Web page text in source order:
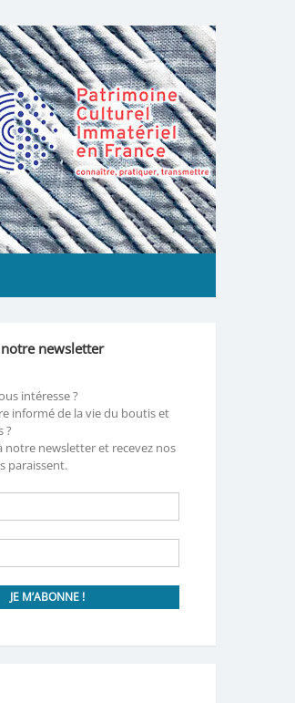
newsletter
intéresse ?
informé de la vie du boutis et
?
notre newsletter et recevez nos
paraissent.